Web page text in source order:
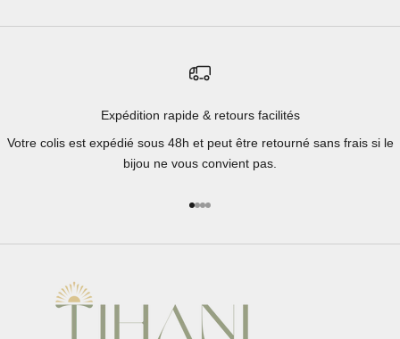
Expédition rapide & retours facilités
Votre colis est expédié sous 48h et peut être retourné sans frais si le
bijou ne vous convient pas.
Aller à l'élément 1
Aller à l'élément 2
Aller à l'élément 3
Aller à l'élément 4